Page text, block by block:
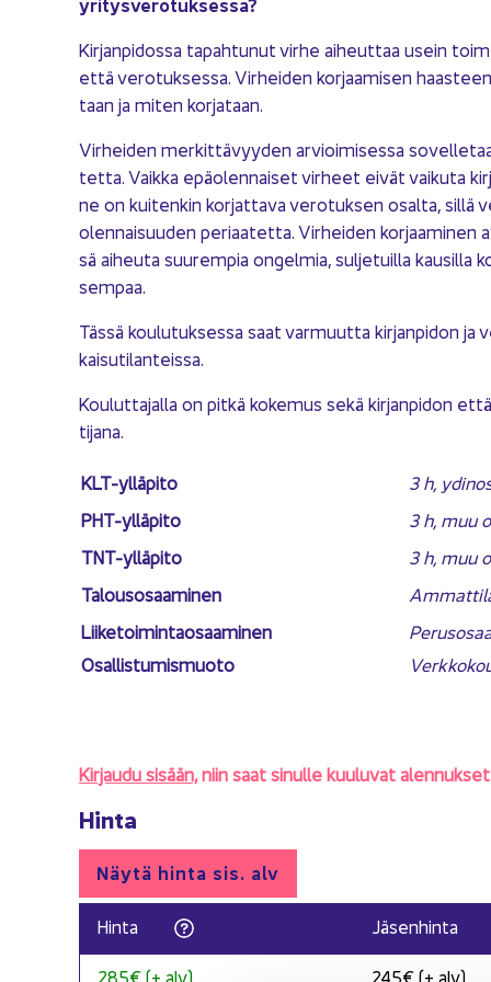
Kir­jan­pi­dos­sa ta­pah­tu­nut virhe ai­heut­taa usein
että ve­ro­tuk­ses­sa. Vir­hei­den kor­jaa­mi­sen
taan ja miten kor­ja­taan.
Vir­hei­den mer­kit­tä­vyy­den ar­vioi­mi­ses­sa
tet­ta. Vaik­ka epä­olen­nai­set vir­heet eivät vai­ku­ta
ne on kui­ten­kin kor­jat­ta­va ve­ro­tuk­sen osal­ta, sillä
olen­nai­suu­den pe­ri­aa­tet­ta. Vir­hei­den kor­jaa­mi­nen
sä ai­heu­ta suu­rem­pia on­gel­mia, sul­je­tuil­la kausil­la
sem­paa.
Tässä kou­lu­tuk­ses­sa saat var­muut­ta kir­jan­pi­don
kai­su­ti­lan­teis­sa.
Kou­lut­ta­jal­la on pitkä ko­ke­mus sekä kir­jan­pi­don
ti­ja­na.
KLT-​ylläpito
3 h,
PHT-​ylläpito
3 h, muu
TNT-​ylläpito
3 h, muu
Ta­lous­osaa­mi­nen
Lii­ke­toi­min­tao­saa­mi­nen
Osal­lis­tu­mis­muo­to
Kir­jau­du si­sään,niin saat si­nul­le kuu­lu­vat
Hinta
Näytä hinta sis. alv
Hinta Jä­sen­hin­ta
285€ (+ alv) 245€ (+ alv)